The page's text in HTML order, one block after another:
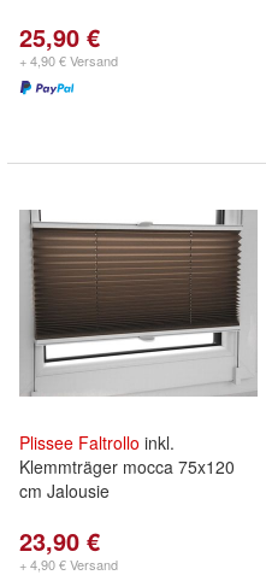
25,90 €
+ 4,90 € Versand
Plissee Faltrollo inkl.
Klemmträger mocca 75x120
cm Jalousie
23,90 €
+ 4,90 € Versand